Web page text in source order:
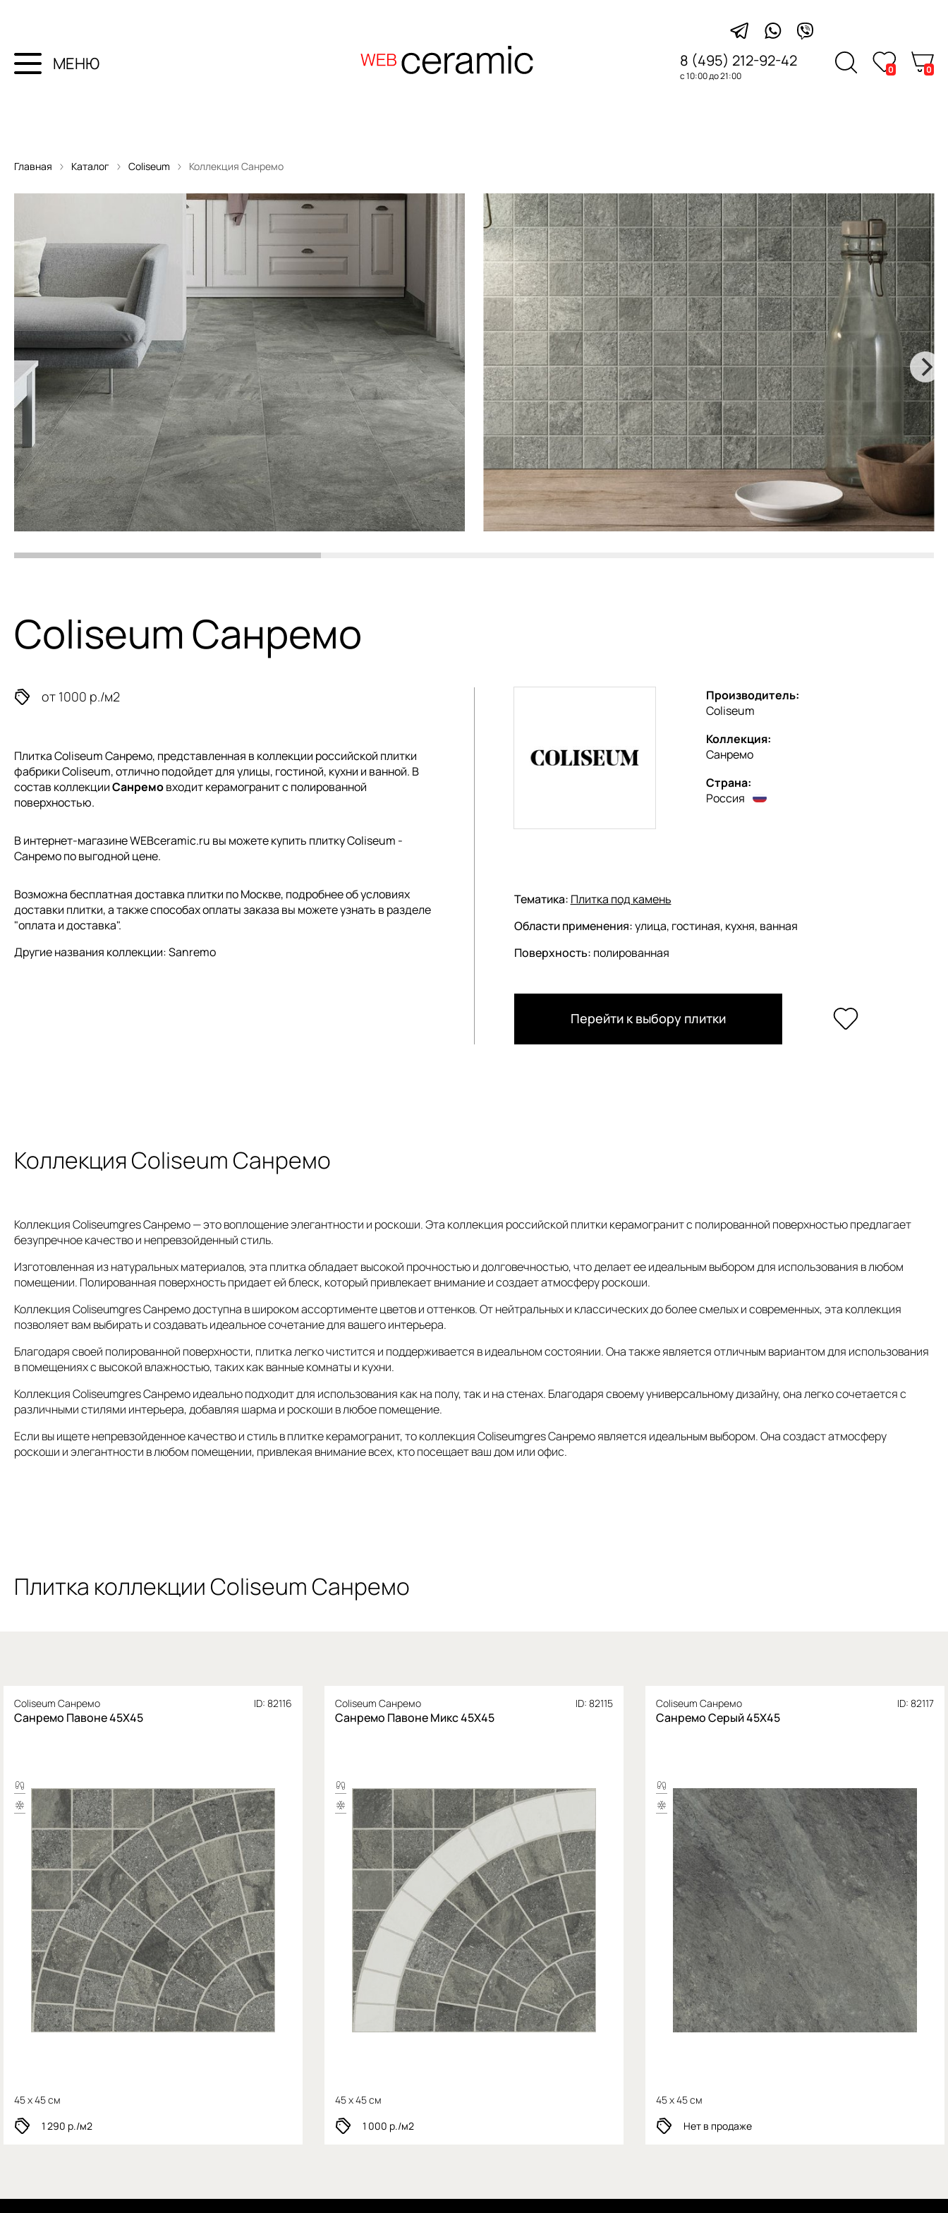
МЕНЮ 8 (495) 212-92-42
с 10:00 до 21:00
0 0
Главная Каталог Coliseum Коллекция Санремо
Coliseum Санремо
от 1000 р./м2
Плитка Coliseum Санремо, представленная в коллекции российской плитки
фабрики Coliseum, отлично подойдет для улицы, гостиной, кухни и ванной. В
состав коллекцииСанремовходит керамогранит с полированной
поверхностью.
В интернет-магазине WEBceramic.ru вы можете купить плитку Coliseum -
Санремо по выгодной цене.
Возможна бесплатная доставка плитки по Москве, подробнее об условиях
доставки плитки, а также способах оплаты заказа вы можете узнать в разделе
"оплата и доставка".
Другие названия коллекции: Sanremo
Производитель:
Coliseum
Коллекция:
Санремо
Страна:
Россия
Тематика: Плитка под камень
Области применения:улица, гостиная, кухня, ванная
Поверхность: полированная
Перейти к выбору плитки
Коллекция Coliseum Санремо
Коллекция Coliseumgres Санремо — это воплощение элегантности и роскоши. Эта коллекция российской плитки керамогранит с полированной поверхностью предлагает
безупречное качество и непревзойденный стиль.
Изготовленная из натуральных материалов, эта плитка обладает высокой прочностью и долговечностью, что делает ее идеальным выбором для использования в любом
помещении. Полированная поверхность придает ей блеск, который привлекает внимание и создает атмосферу роскоши.
Коллекция Coliseumgres Санремо доступна в широком ассортименте цветов и оттенков. От нейтральных и классических до более смелых и современных, эта коллекция
позволяет вам выбирать и создавать идеальное сочетание для вашего интерьера.
Благодаря своей полированной поверхности, плитка легко чистится и поддерживается в идеальном состоянии. Она также является отличным вариантом для использования
в помещениях с высокой влажностью, таких как ванные комнаты и кухни.
Коллекция Coliseumgres Санремо идеально подходит для использования как на полу, так и на стенах. Благодаря своему универсальному дизайну, она легко сочетается с
различными стилями интерьера, добавляя шарма и роскоши в любое помещение.
Если вы ищете непревзойденное качество и стиль в плитке керамогранит, то коллекция Coliseumgres Санремо является идеальным выбором. Она создаст атмосферу
роскоши и элегантности в любом помещении, привлекая внимание всех, кто посещает ваш дом или офис.
Плитка коллекции Coliseum Санремо
Coliseum Санремо ID: 82116
Санремо Павоне 45X45
45 x 45 см
1 290 р./м2
Coliseum Санремо ID: 82115
Санремо Павоне Микс 45X45
45 x 45 см
1 000 р./м2
Coliseum Санремо ID: 82117
Санремо Серый 45X45
45 x 45 см
Нет в продаже